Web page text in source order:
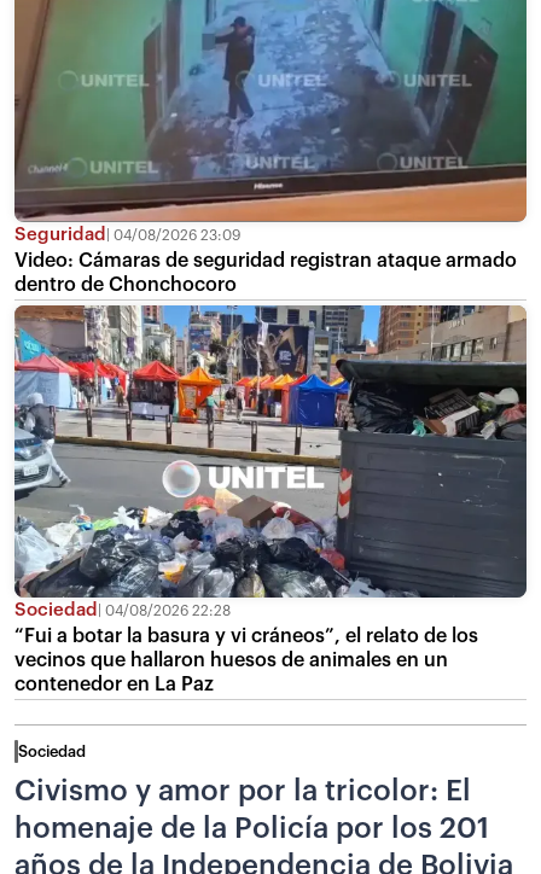
Seguridad 04/08/2026 23:09
Video: Cámaras de seguridad registran ataque armado
dentro de Chonchocoro
Sociedad 04/08/2026 22:28
“Fui a botar la basura y vi cráneos”, el relato de los
vecinos que hallaron huesos de animales en un
contenedor en La Paz
Sociedad
Civismo y amor por la tricolor: El
homenaje de la Policía por los 201
años de la Independencia de Bolivia